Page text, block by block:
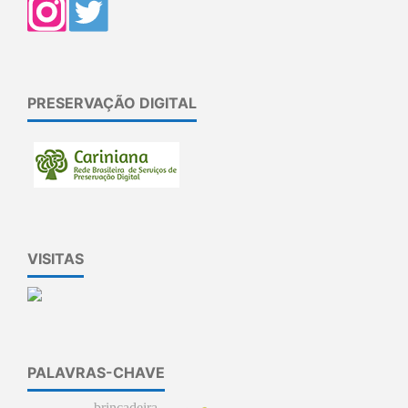
PRESERVAÇÃO DIGITAL
VISITAS
PALAVRAS-CHAVE